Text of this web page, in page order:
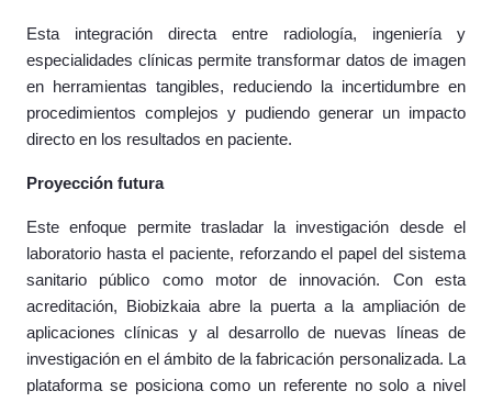
Esta integración directa entre radiología, ingeniería y
especialidades clínicas permite transformar datos de imagen
en herramientas tangibles, reduciendo la incertidumbre en
procedimientos complejos y pudiendo generar un impacto
directo en los resultados en paciente.
Proyección futura
Este enfoque permite trasladar la investigación desde el
laboratorio hasta el paciente, reforzando el papel del sistema
sanitario público como motor de innovación. Con esta
acreditación, Biobizkaia abre la puerta a la ampliación de
aplicaciones clínicas y al desarrollo de nuevas líneas de
investigación en el ámbito de la fabricación personalizada. La
plataforma se posiciona como un referente no solo a nivel